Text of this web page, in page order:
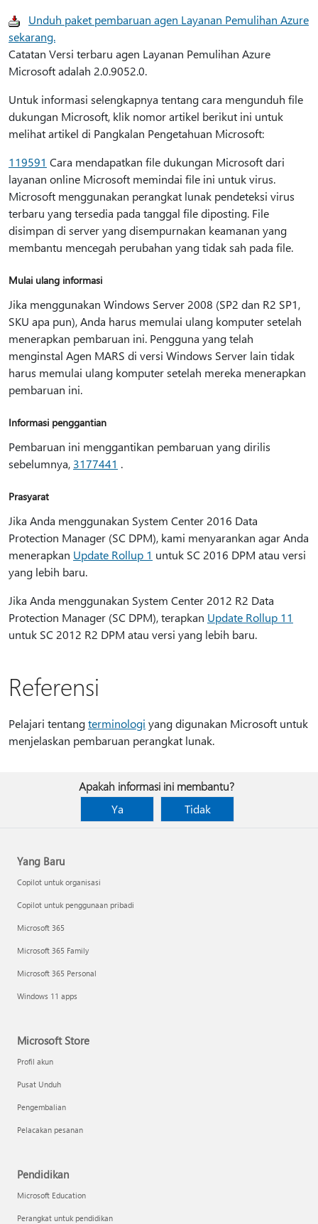
Unduh paket pembaruan agen Layanan Pemulihan Azure
sekarang.
Catatan Versi terbaru agen Layanan Pemulihan Azure
Microsoft adalah 2.0.9052.0.
Untuk informasi selengkapnya tentang cara mengunduh file
dukungan Microsoft, klik nomor artikel berikut ini untuk
melihat artikel di Pangkalan Pengetahuan Microsoft:
119591 Cara mendapatkan file dukungan Microsoft dari
layanan online Microsoft memindai file ini untuk virus.
Microsoft menggunakan perangkat lunak pendeteksi virus
terbaru yang tersedia pada tanggal file diposting. File
disimpan di server yang disempurnakan keamanan yang
membantu mencegah perubahan yang tidak sah pada file.
Mulai ulang informasi
Jika menggunakan Windows Server 2008 (SP2 dan R2 SP1,
SKU apa pun), Anda harus memulai ulang komputer setelah
menerapkan pembaruan ini. Pengguna yang telah
menginstal Agen MARS di versi Windows Server lain tidak
harus memulai ulang komputer setelah mereka menerapkan
pembaruan ini.
Informasi penggantian
Pembaruan ini menggantikan pembaruan yang dirilis
sebelumnya, 3177441 .
Prasyarat
Jika Anda menggunakan System Center 2016 Data
Protection Manager (SC DPM), kami menyarankan agar Anda
menerapkan Update Rollup 1 untuk SC 2016 DPM atau versi
yang lebih baru.
Jika Anda menggunakan System Center 2012 R2 Data
Protection Manager (SC DPM), terapkan Update Rollup 11
untuk SC 2012 R2 DPM atau versi yang lebih baru.
Referensi
Pelajari tentangterminologi yang digunakan Microsoft untuk
menjelaskan pembaruan perangkat lunak.
Apakah informasi ini membantu?
Ya
Tidak
Yang Baru
Copilot untuk organisasi
Copilot untuk penggunaan pribadi
Microsoft 365
Microsoft 365 Family
Microsoft 365 Personal
Windows 11 apps
Microsoft Store
Profil akun
Pusat Unduh
Pengembalian
Pelacakan pesanan
Pendidikan
Microsoft Education
Perangkat untuk pendidikan